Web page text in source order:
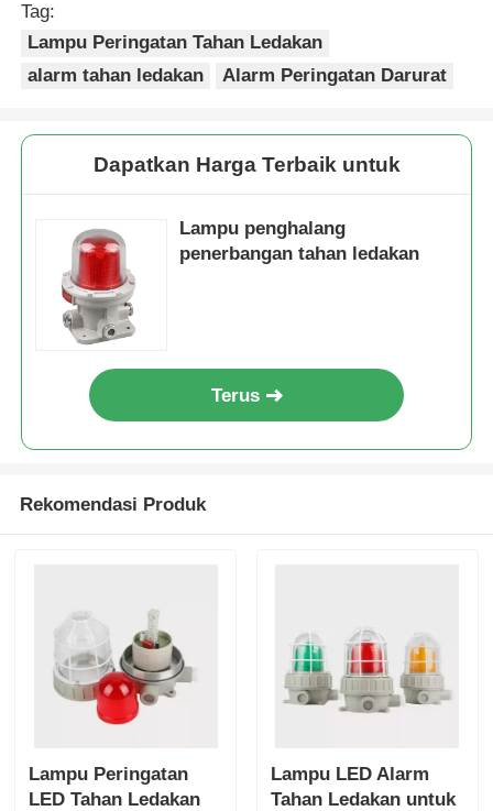
Tag:
Lampu Peringatan Tahan Ledakan
alarm tahan ledakan
Alarm Peringatan Darurat
Dapatkan Harga Terbaik untuk
Lampu penghalang
penerbangan tahan ledakan
Terus
Rekomendasi Produk
Lampu Peringatan
LED Tahan Ledakan
Lampu LED Alarm
Tahan Ledakan untuk